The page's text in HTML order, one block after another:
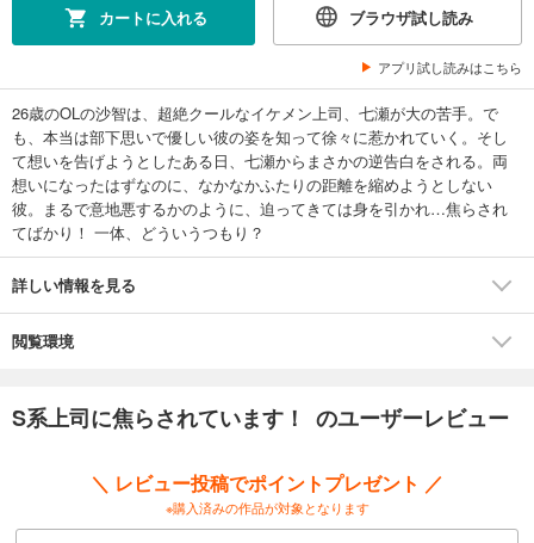
カートに入れる ブラウザ試し読み
アプリ試し読みはこちら
26歳のOLの沙智は、超絶クールなイケメン上司、七瀬が大の苦手。で
も、本当は部下思いで優しい彼の姿を知って徐々に惹かれていく。そし
て想いを告げようとしたある日、七瀬からまさかの逆告白をされる。両
想いになったはずなのに、なかなかふたりの距離を縮めようとしない
彼。まるで意地悪するかのように、迫ってきては身を引かれ…焦らされ
てばかり！ 一体、どういうつもり？
詳しい情報を見る
閲覧環境
S系上司に焦らされています！ のユーザーレビュー
＼ レビュー投稿でポイントプレゼント ／
※購入済みの作品が対象となります